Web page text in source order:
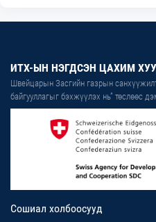
ИТХ-ЫН НЭГДСЭН ЦАХИМ
Швейцарын Засгийн газрын
байгууллагыг бэхжүүлэх нь” төслөөс
Сошиал холбоосууд